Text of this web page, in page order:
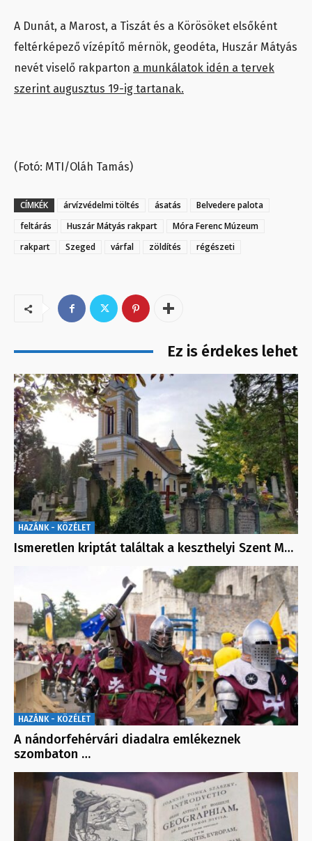
A Dunát, a Marost, a Tiszát és a Körösöket elsőként
feltérképező vízépítő mérnök, geodéta, Huszár Mátyás
nevét viselő rakparton a munkálatok idén a tervek
szerint augusztus 19-ig tartanak.
(Fotó: MTI/Oláh Tamás)
CÍMKÉK árvízvédelmi töltés ásatás
Belvedere palota
feltárás
Huszár Mátyás rakpart
Móra Ferenc Múzeum
rakpart
Szeged várfal zöldítés régészeti
Ez is érdekes lehet
HAZÁNK - KÖZÉLET
Ismeretlen kriptát találtak a keszthelyi Szent M…
HAZÁNK - KÖZÉLET
A nándorfehérvári diadalra emlékeznek
szombaton …